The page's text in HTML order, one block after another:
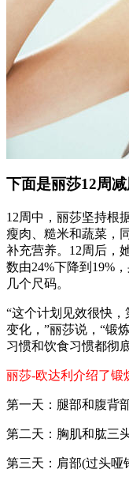
下面是丽莎12周减
12周中，丽莎坚持根
瘦肉、糙米和蔬菜，
补充营养。12周后，
数由24%下降到19%
几个尺码。
“这个计划见效很快
变化，”丽莎说，“锻
习惯和饮食习惯都彻
丽莎-欧达利介绍了锻
第一天：腿部和腹背
第二天：胸肌和肱三
第三天：肩部(过头哑